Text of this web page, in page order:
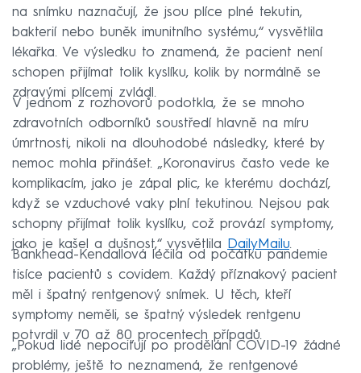
na snímku naznačují, že jsou plíce plné tekutin,
bakterií nebo buněk imunitního systému,“ vysvětlila
lékařka. Ve výsledku to znamená, že pacient není
schopen přijímat tolik kyslíku, kolik by normálně se
zdravými plícemi zvládl.
V jednom z rozhovorů podotkla, že se mnoho
zdravotních odborníků soustředí hlavně na míru
úmrtnosti, nikoli na dlouhodobé následky, které by
nemoc mohla přinášet. „Koronavirus často vede ke
komplikacím, jako je zápal plic, ke kterému dochází,
když se vzduchové vaky plní tekutinou. Nejsou pak
schopny přijímat tolik kyslíku, což provází symptomy,
jako je kašel a dušnost,“ vysvětlila
DailyMailu.
Bankhead-Kendallová léčila od počátku pandemie
tisíce pacientů s covidem. Každý příznakový pacient
měl i špatný rentgenový snímek. U těch, kteří
symptomy neměli, se špatný výsledek rentgenu
potvrdil v 70 až 80 procentech případů.
„Pokud lidé nepociťují po prodělání COVID-19 žádné
problémy, ještě to neznamená, že rentgenové